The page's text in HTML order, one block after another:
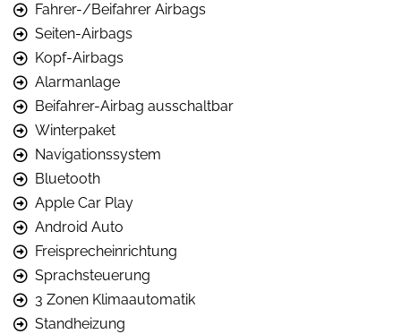
Fahrer-/Beifahrer Airbags
Seiten-Airbags
Kopf-Airbags
Alarmanlage
Beifahrer-Airbag ausschaltbar
Winterpaket
Navigationssystem
Bluetooth
Apple Car Play
Android Auto
Freisprecheinrichtung
Sprachsteuerung
3 Zonen Klimaautomatik
Standheizung